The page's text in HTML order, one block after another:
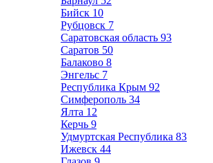
Бийск 10
Рубцовск 7
Саратовская область 93
Саратов 50
Балаково 8
Энгельс 7
Республика Крым 92
Симферополь 34
Ялта 12
Керчь 9
Удмуртская Республика 83
Ижевск 44